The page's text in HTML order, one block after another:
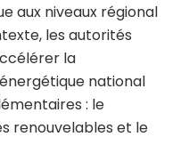
aux niveaux régional
les autorités
la
national
: le
renouvelables et le